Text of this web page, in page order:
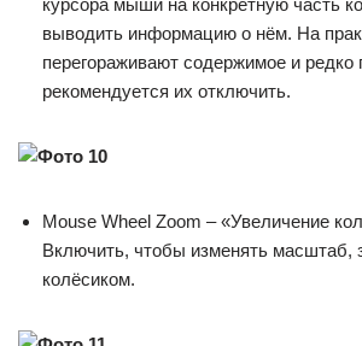
курсора мыши на конкретную часть
выводить информацию о нём. На
перегораживают содержимое и редко
рекомендуется их отключить.
Mouse Wheel Zoom – «Увеличение
Включить, чтобы изменять масштаб,
колёсиком.